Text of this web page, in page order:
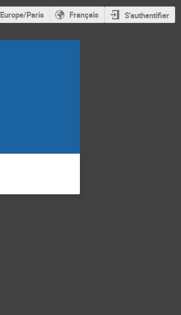
Europe/Paris Français S'authentifier